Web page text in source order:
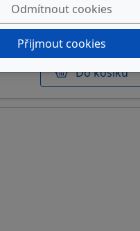
bez DPH
Do košíku
Odmítnout cookies
Přijmout cookies